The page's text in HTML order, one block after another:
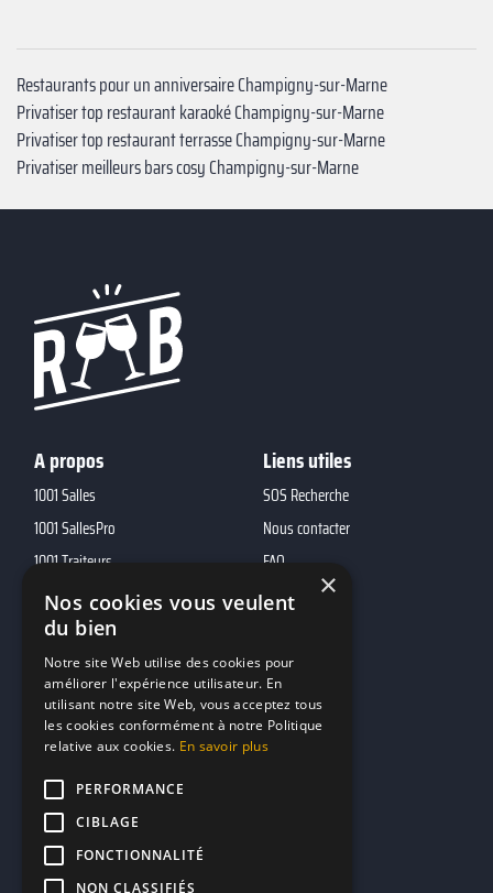
Restaurants pour un anniversaire Champigny-sur-Marne
Privatiser top restaurant karaoké Champigny-sur-Marne
Privatiser top restaurant terrasse Champigny-sur-Marne
Privatiser meilleurs bars cosy Champigny-sur-Marne
A propos
1001 Salles
1001 SallesPro
1001 Traiteurs
1001 DJ
10h01
MP2
Liens utiles
SOS Recherche
Nous contacter
FAQ
Contacts
marketing@reserverunbar.fr
11 rue Maurice Grandcoing
94200 Ivry-sur-Seine
×
Nos cookies vous veulent
du bien
Notre site Web utilise des cookies pour
améliorer l'expérience utilisateur. En
utilisant notre site Web, vous acceptez tous
les cookies conformément à notre Politique
relative aux cookies. En savoir plus
PERFORMANCE
CIBLAGE
FONCTIONNALITÉ
NON CLASSIFIÉS